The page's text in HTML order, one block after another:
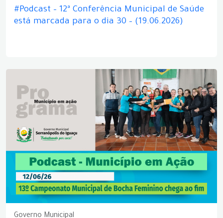
#Podcast – 12ª Conferência Municipal de Saúde
está marcada para o dia 30 – (19.06.2026)
Governo Municipal